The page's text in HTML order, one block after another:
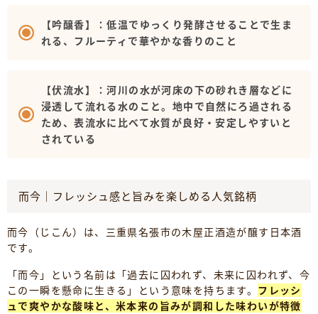
【吟醸香】：低温でゆっくり発酵させることで生ま
れる、フルーティで華やかな香りのこと
【伏流水】：河川の水が河床の下の砂れき層などに
浸透して流れる水のこと。地中で自然にろ過される
ため、表流水に比べて水質が良好・安定しやすいと
されている
而今｜フレッシュ感と旨みを楽しめる人気銘柄
而今（じこん）は、三重県名張市の木屋正酒造が醸す日本酒
です。
「而今」という名前は「過去に囚われず、未来に囚われず、今
この一瞬を懸命に生きる」という意味を持ちます。 フレッシ
ュで爽やかな酸味と、米本来の旨みが調和した味わいが特徴